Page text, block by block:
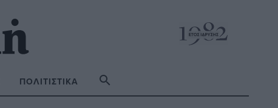
ΠΟΛΙΤΙΣΤΙΚΆ